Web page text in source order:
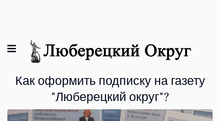
Как оформить подписку на газету
"Люберецкий округ"?